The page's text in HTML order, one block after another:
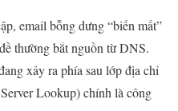
email bỗng dưng “biến mất”
thường bắt nguồn từ DNS.
xảy ra phía sau lớp địa chỉ
Lookup) chính là công